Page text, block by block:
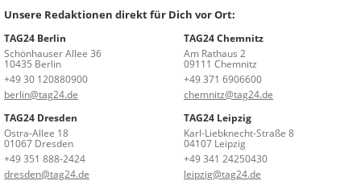
Unsere Redaktionen direkt für Dich vor Ort:
TAG24 Berlin
Schönhauser Allee 36
10435 Berlin
+49 30 120880900
berlin@tag24.de
TAG24 Chemnitz
Am Rathaus 2
09111 Chemnitz
+49 371 6906600
chemnitz@tag24.de
TAG24 Dresden
Ostra-Allee 18
01067 Dresden
+49 351 888-2424
dresden@tag24.de
TAG24 Leipzig
Karl-Liebknecht-Straße 8
04107 Leipzig
+49 341 24250430
leipzig@tag24.de